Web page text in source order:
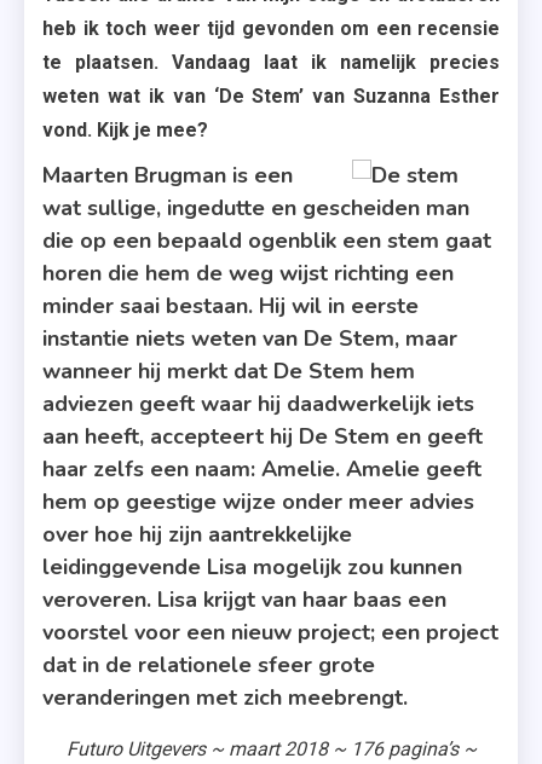
Stem
,
Futuro
Uitgevers
Roman
heb ik toch weer tijd gevonden om een recensie
te plaatsen. Vandaag laat ik namelijk precies
weten wat ik van ‘De Stem’ van Suzanna Esther
vond. Kijk je mee?
Maarten Brugman is een
wat sullige, ingedutte en gescheiden man
die op een bepaald ogenblik een stem gaat
horen die hem de weg wijst richting een
minder saai bestaan. Hij wil in eerste
instantie niets weten van De Stem, maar
wanneer hij merkt dat De Stem hem
adviezen geeft waar hij daadwerkelijk iets
aan heeft, accepteert hij De Stem en geeft
haar zelfs een naam: Amelie. Amelie geeft
hem op geestige wijze onder meer advies
over hoe hij zijn aantrekkelijke
leidinggevende Lisa mogelijk zou kunnen
veroveren. Lisa krijgt van haar baas een
voorstel voor een nieuw project; een project
dat in de relationele sfeer grote
veranderingen met zich meebrengt.
Futuro Uitgevers ~ maart 2018 ~ 176 pagina’s ~